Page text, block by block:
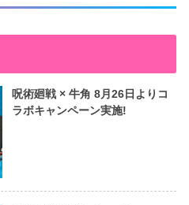
呪術廻戦 × 牛角 8月26日よりコ
ラボキャンペーン実施!